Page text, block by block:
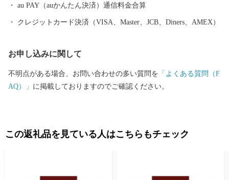
さとの思い出は、数多くあると思います。 富士川町では、地域
の資源を守り、「暮らしと自然が輝く 交流のまち」をめざし
になっていただきたいと思います。
au PAY（auかんたん決済）通信料金合算
クレジットカード決済（VISA、Master、JCB、Diners、AMEX）
お申し込みに関して
不明点がある場合、お問い合わせの多い質問を 「よくある質問（F
AQ）」 に掲載しておりますのでご確認ください。
この返礼品を見ている人はこちらもチェック